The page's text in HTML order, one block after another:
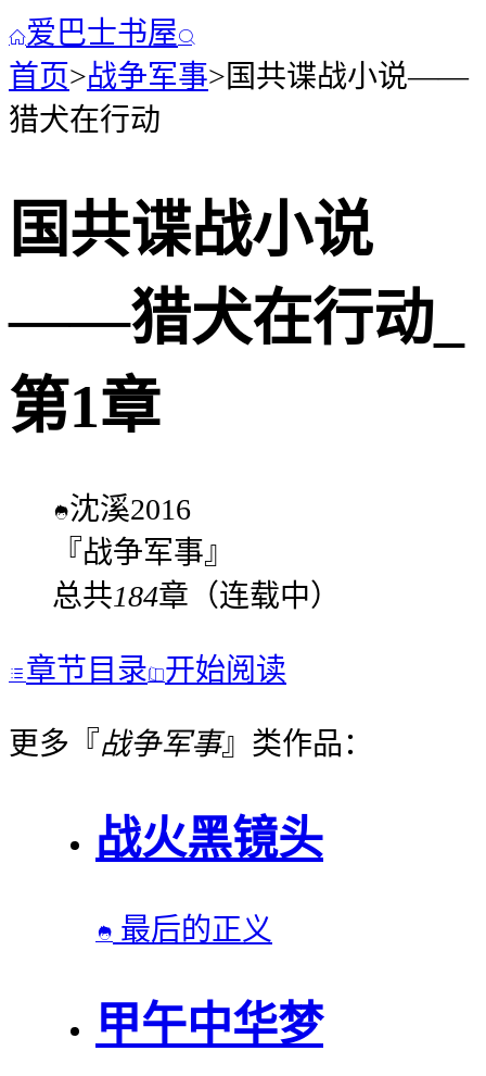
爱巴士书屋
首页>战争军事> 国共谍战小说——
猎犬在行动
国共谍战小说
——猎犬在行动
第1章
沈溪2016
『战争军事』
总共184章（连载中）
 章节目录开始阅读
更多『战争军事』类作品：
战火黑镜头
 最后的正义
甲午中华梦